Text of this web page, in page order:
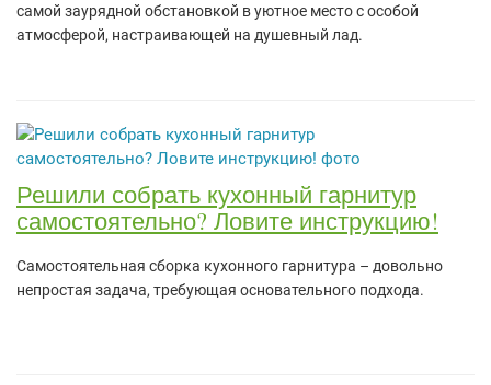
самой заурядной обстановкой в уютное место с особой
атмосферой, настраивающей на душевный лад.
Решили собрать кухонный гарнитур
самостоятельно? Ловите инструкцию!
Самостоятельная сборка кухонного гарнитура – довольно
непростая задача, требующая основательного подхода.